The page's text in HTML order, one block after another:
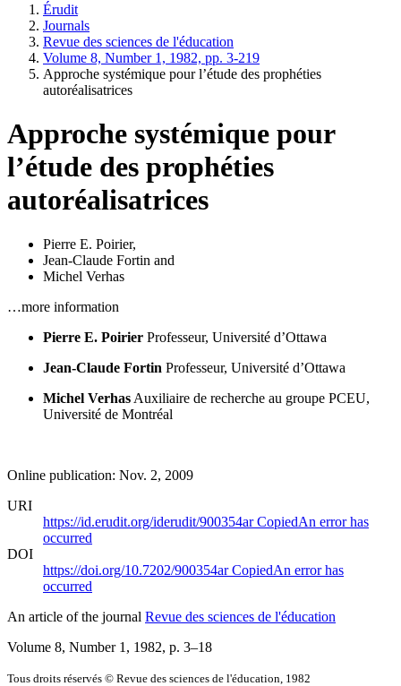
Érudit
Journals
Revue des sciences de l'éducation
Volume 8, Number 1, 1982, pp. 3-219
Approche systémique pour l’étude des prophéties
autoréalisatrices
Approche systémique pour
l’étude des prophéties
autoréalisatrices
Pierre E. Poirier,
Jean-Claude Fortin and
Michel Verhas
…more information
Pierre E. Poirier Professeur, Université d’Ottawa
Jean-Claude Fortin Professeur, Université d’Ottawa
Michel Verhas Auxiliaire de recherche au groupe PCEU,
Université de Montréal
Online publication: Nov. 2, 2009
URI
https://id.erudit.org/iderudit/900354arCopiedAn error has
occurred
DOI
https://doi.org/10.7202/900354arCopiedAn error has
occurred
An article of the journal Revue des sciences de l'éducation
Volume 8, Number 1, 1982, p. 3–18
Tous droits réservés © Revue des sciences de l'éducation, 1982